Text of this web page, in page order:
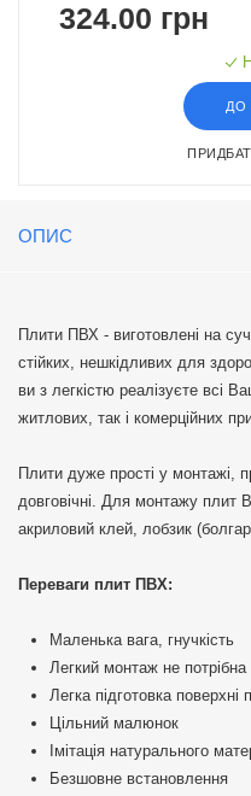
324.00 грн
ДО
ОПИС
Плити ПВХ - виготовлені на
стійких, нешкідливих для
ви з легкістю реалізуєте всі
житлових, так і комерційних
Плити дуже прості у монтажі,
довговічні. Для монтажу плит
акриловий клей, лобзик
Переваги плит ПВХ:
Маленька вага, гнучкість
Легкий монтаж не потрібна
Легка підготовка поверхні
Цільний малюнок
Імітація натурального
Безшовне встановлення